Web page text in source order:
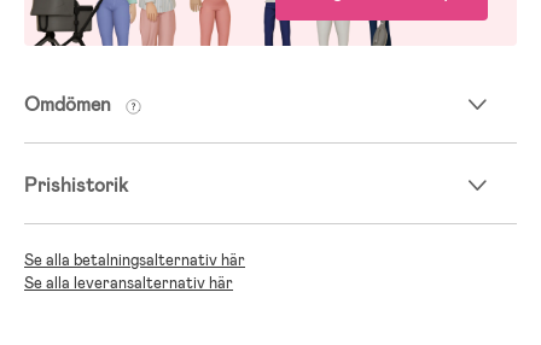
Omdömen
Prishistorik
Se alla betalningsalternativ här
Se alla leveransalternativ här